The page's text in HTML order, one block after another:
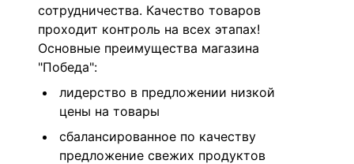
сотрудничества. Качество товаров
проходит контроль на всех этапах!
Основные преимущества магазина
"Победа":
лидерство в предложении низкой
цены на товары
сбалансированное по качеству
предложение свежих продуктов